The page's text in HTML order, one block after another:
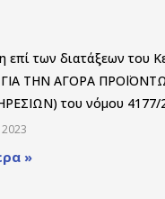
επί των διατάξεων του
ΓΙΑ ΤΗΝ ΑΓΟΡΑ
του νόμου 4177/
»